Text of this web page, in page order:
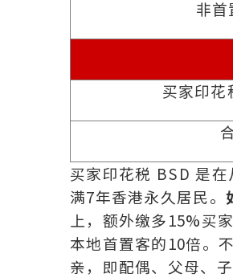
非首
买家印花
买家印花税 BSD 是
满7年香港永久居民。
上，额外缴多15%买
本地首置客的10倍。
亲，即配偶、父母、